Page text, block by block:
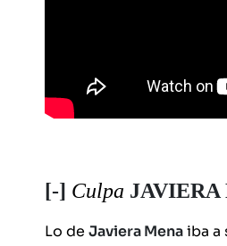
[-] Culpa JAVIERA
Lo de Javiera Menaiba a